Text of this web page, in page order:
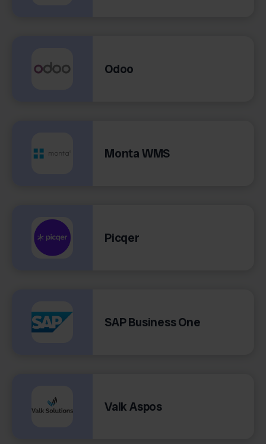
Odoo
Monta WMS
Picqer
SAP Business One
Valk Aspos